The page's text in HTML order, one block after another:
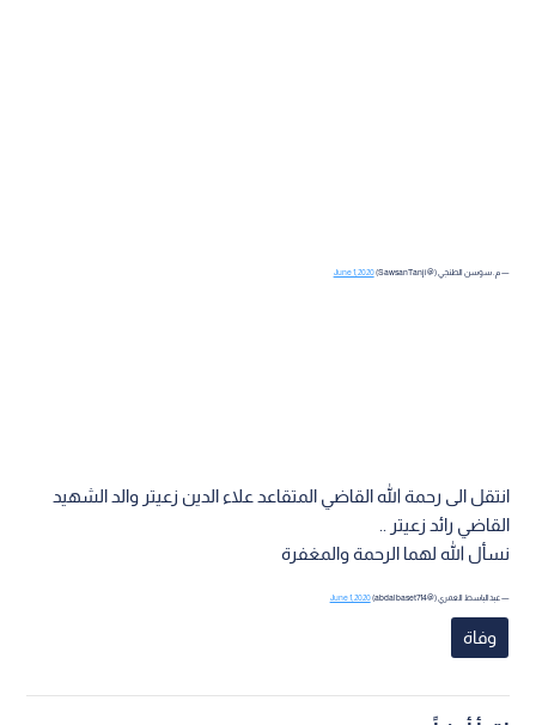
— م . سوسن الطنجي (@SawsanTanji) June 1, 2020
انتقل الى رحمة الله القاضي المتقاعد علاء الدين زعيتر والد الشهيد
القاضي رائد زعيتر ..
نسأل الله لهما الرحمة والمغفرة
— عبدالباسط العمري (@abdalbaset714) June 1, 2020
وفاة